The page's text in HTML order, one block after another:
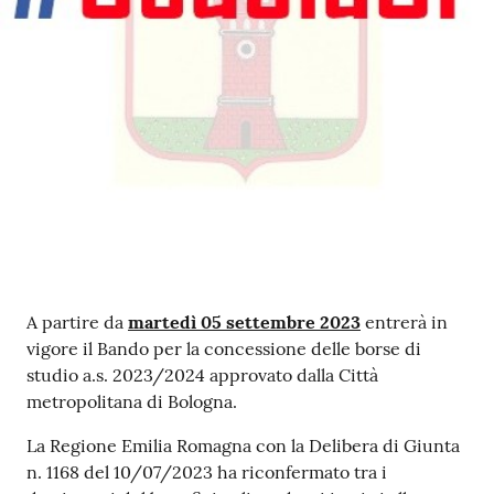
Contenuto
A partire da martedì 05 settembre 2023 entrerà in
vigore il Bando per la concessione delle borse di
studio a.s. 2023/2024 approvato dalla Città
metropolitana di Bologna.
La Regione Emilia Romagna con la Delibera di Giunta
n. 1168 del 10/07/2023 ha riconfermato tra i